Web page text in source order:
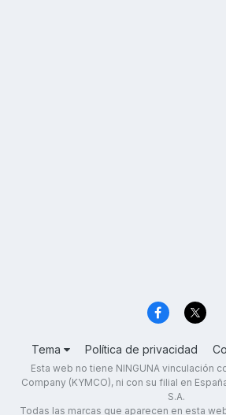
Tema Política de privacidad
Esta web no tiene NINGUNA vinculación
Company (KYMCO), ni con su filial en
S.A.
Todas las marcas que aparecen en esta